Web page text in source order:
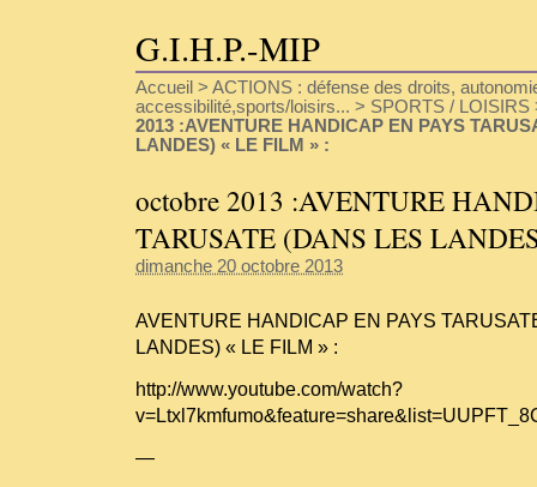
G.I.H.P.-MIP
Accueil > ACTIONS : défense des droits,
accessibilité,sports/loisirs... > SPORTS / LOISIRS
2013 :AVENTURE HANDICAP EN PAYS
LANDES) « LE FILM » :
octobre 2013 :AVENTURE
TARUSATE (DANS LES
dimanche 20 octobre 2013
AVENTURE HANDICAP EN PAYS
LANDES) « LE FILM » :
http://www.youtube.com/watch?
—